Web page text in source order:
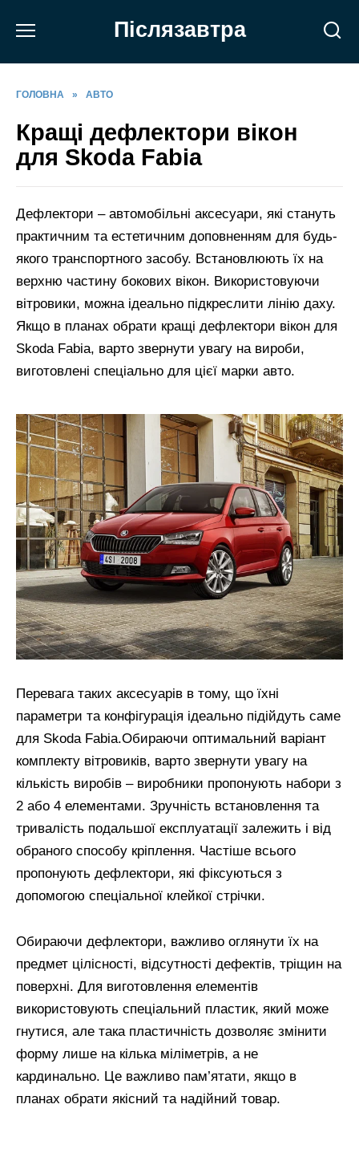
Післязавтра
ГОЛОВНА » АВТО
Кращі дефлектори вікон
для Skoda Fabia
Дефлектори – автомобільні аксесуари, які стануть
практичним та естетичним доповненням для будь-
якого транспортного засобу. Встановлюють їх на
верхню частину бокових вікон. Використовуючи
вітровики, можна ідеально підкреслити лінію даху.
Якщо в планах обрати кращі дефлектори вікон для
Skoda Fabia, варто звернути увагу на вироби,
виготовлені спеціально для цієї марки авто.
Перевага таких аксесуарів в тому, що їхні
параметри та конфігурація ідеально підійдуть саме
для Skoda Fabia.Обираючи оптимальний варіант
комплекту вітровиків, варто звернути увагу на
кількість виробів – виробники пропонують набори з
2 або 4 елементами. Зручність встановлення та
тривалість подальшої експлуатації залежить і від
обраного способу кріплення. Частіше всього
пропонують дефлектори, які фіксуються з
допомогою спеціальної клейкої стрічки.
Обираючи дефлектори, важливо оглянути їх на
предмет цілісності, відсутності дефектів, тріщин на
поверхні. Для виготовлення елементів
використовують спеціальний пластик, який може
гнутися, але така пластичність дозволяє змінити
форму лише на кілька міліметрів, а не
кардинально. Це важливо пам’ятати, якщо в
планах обрати якісний та надійний товар.